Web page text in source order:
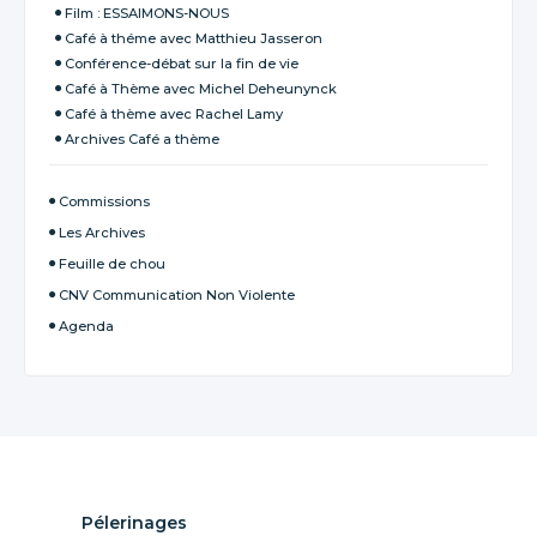
Film : ESSAIMONS-NOUS
Café à théme avec Matthieu Jasseron
Conférence-débat sur la fin de vie
Café à Thème avec Michel Deheunynck
Café à thème avec Rachel Lamy
Archives Café a thème
Commissions
Les Archives
Feuille de chou
CNV Communication Non Violente
Agenda
Pélerinages